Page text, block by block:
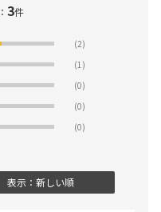
3件
(2)
(1)
(0)
(0)
(0)
表示：新しい順